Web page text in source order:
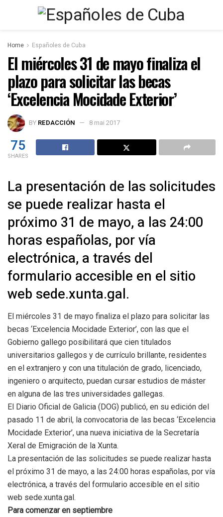
Home Españoles de Cuba
El miércoles 31 de mayo finaliza el
plazo para solicitar las becas
‘Excelencia Mocidade Exterior’
BY REDACCIÓN 8 mai 2017
75
SHARES
La presentación de las solicitudes
se puede realizar hasta el
próximo 31 de mayo, a las 24:00
horas españolas, por vía
electrónica, a través del
formulario accesible en el sitio
web sede.xunta.gal.
El miércoles 31 de mayo finaliza el plazo para solicitar las
becas ‘Excelencia Mocidade Exterior’, con las que el
Gobierno gallego posibilitará que cien titulados
universitarios gallegos y de currículo brillante, residentes
en el extranjero y con una titulación de grado, licenciado,
ingeniero o arquitecto, puedan cursar estudios de máster
en alguna de las tres universidades gallegas.
El Diario Oficial de Galicia (DOG) publicó, en su edición del
pasado 11 de abril, la convocatoria de las becas ‘Excelencia
Mocidade Exterior’, una nueva iniciativa de la Secretaría
Xeral de Emigración de la Xunta.
La presentación de las solicitudes se puede realizar hasta
el próximo 31 de mayo, a las 24:00 horas españolas, por vía
electrónica, a través del formulario accesible en el sitio
web sede.xunta.gal.
Para comenzar en septiembre